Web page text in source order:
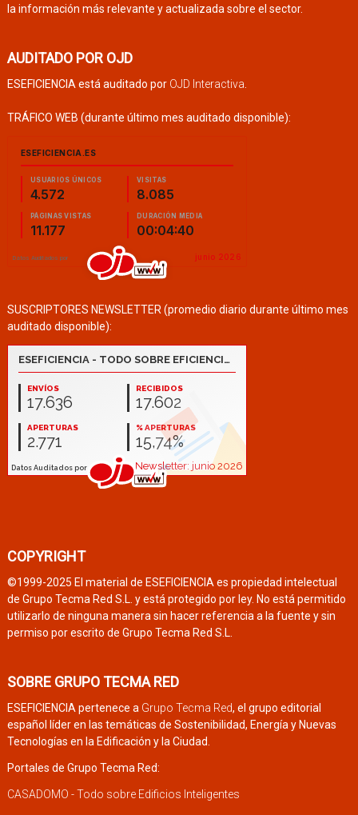
la información más relevante y actualizada sobre el sector.
AUDITADO POR OJD
ESEFICIENCIA está auditado por OJD Interactiva
TRÁFICO WEB (durante último mes auditado disponible):
SUSCRIPTORES NEWSLETTER (promedio diario durante último mes
auditado disponible):
COPYRIGHT
©1999-2025 El material de ESEFICIENCIA es propiedad intelectual
de Grupo Tecma Red S.L. y está protegido por ley. No está permitido
utilizarlo de ninguna manera sin hacer referencia a la fuente y sin
permiso por escrito de Grupo Tecma Red S.L.
SOBRE GRUPO TECMA RED
ESEFICIENCIA pertenece a Grupo Tecma Red, el grupo editorial
español líder en las temáticas de Sostenibilidad, Energía y Nuevas
Tecnologías en la Edificación y la Ciudad.
Portales de Grupo Tecma Red:
CASADOMO - Todo sobre Edificios Inteligentes